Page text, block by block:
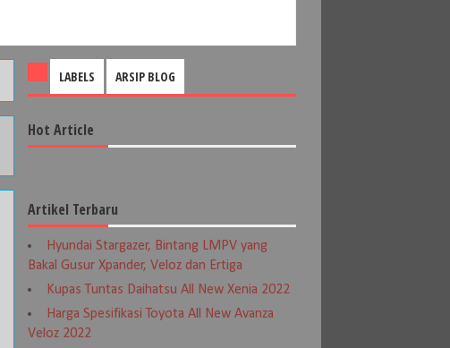
LABELS ARSIP BLOG
Hot Article
Artikel Terbaru
Hyundai Stargazer, Bintang LMPV yang
Bakal Gusur Xpander, Veloz dan Ertiga
Kupas Tuntas Daihatsu All New Xenia 2022
Harga Spesifikasi Toyota All New Avanza
Veloz 2022